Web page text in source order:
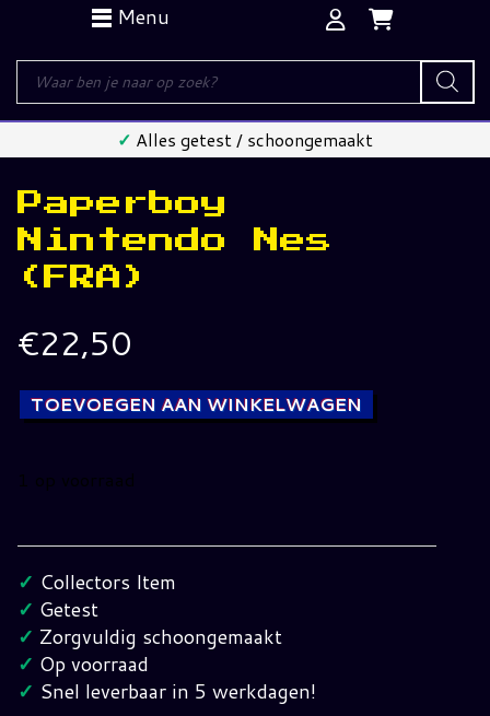
Menu
Producten
zoeken
✓ Alles getest / schoongemaakt
Paperboy
Nintendo Nes
(FRA)
€22,50
TOEVOEGEN AAN WINKELWAGEN
1 op voorraad
Nintendo
Nes
(FRA)
hoeveelheid
✓ Collectors Item
✓ Getest
✓ Zorgvuldig schoongemaakt
✓ Op voorraad
✓ Snel leverbaar in 5 werkdagen!